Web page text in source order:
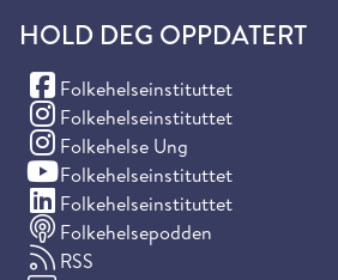
HOLD DEG OPPDATERT
Folkehelseinstituttet
(Facebook)
Folkehelseinstituttet
(Instagram)
Folkehelse Ung
(Instagram)
Folkehelseinstituttet
(YouTube)
Folkehelseinstituttet
(LinkedIn)
Folkehelsepodden
RSS